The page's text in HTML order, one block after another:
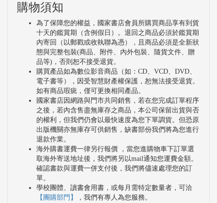
購物須知
為了保障您的權益，國家書店會員所購買商品享有到貨
十天的鑑賞期（含例假日）。退回之商品必須於鑑賞期
內寄回（以郵戳或收執聯為憑），且商品必須是全新狀
態與完整包裝(商品、附件、內外包裝、隨貨文件、贈
品等)，否則恕不接受退貨。
購買產品如為數位影音商品（如：CD、VCD、DVD、
電子書等），因受智慧財產權保護，恕無法接受退貨。
如有商品瑕疵，僅可更換相同產品。
國家書店因網路與門市共同銷售，若在您完成訂單程序
之後，若內含售盡無庫存之商品，本公司保留出貨與否
的權利，但我們仍會以最快速度為您下單調貨。但恐原
出版機關亦無庫存可供銷售，缺書部份我們將為您進行
退款作業。
海外購書運費一律另行報價 ，當您進購物車下訂單選
取海外寄送地址後，我們將另以mail通知您運費金額。
確認書款與運費一併支付後，我們將儘速處理您的訂
單。
學校團體、讀書會用書，或每月需特定數量者，可洽
【團購部門】
，我們有專人為您服務。